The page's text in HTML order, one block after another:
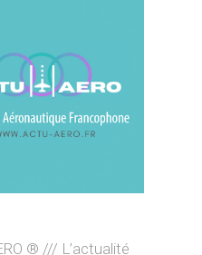
® /// L’actualité